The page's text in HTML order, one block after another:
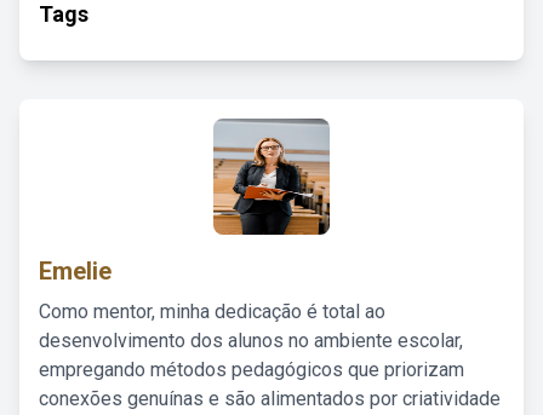
Tags
Emelie
Como mentor, minha dedicação é total ao
desenvolvimento dos alunos no ambiente escolar,
empregando métodos pedagógicos que priorizam
conexões genuínas e são alimentados por criatividade